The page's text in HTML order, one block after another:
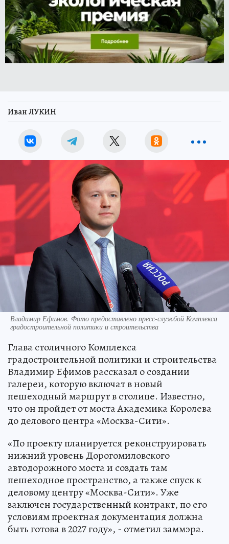
Иван ЛУКИН
Владимир Ефимов. Фото предоставлено пресс-службой Комплекса
градостроительной политики и строительства
Глава столичного Комплекса
градостроительной политики и строительства
Владимир Ефимов рассказал о создании
галереи, которую включат в новый
пешеходный маршрут в столице. Известно,
что он пройдет от моста Академика Королева
до делового центра «Москва-Сити».
«По проекту планируется реконструировать
нижний уровень Дорогомиловского
автодорожного моста и создать там
пешеходное пространство, а также спуск к
деловому центру «Москва-Сити». Уже
заключен государственный контракт, по его
условиям проектная документация должна
быть готова в 2027 году», - отметил заммэра.